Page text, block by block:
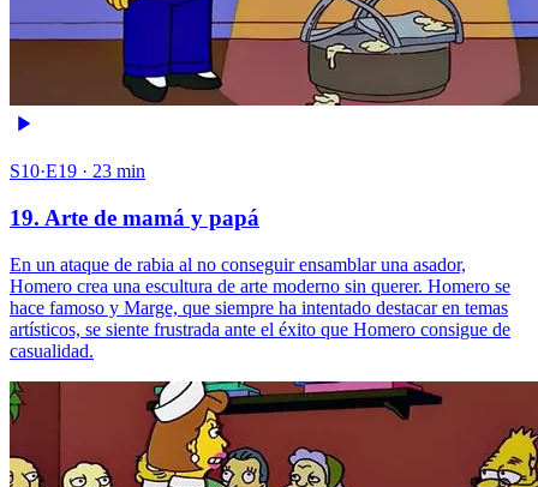
S10·E19 · 23 min
19. Arte de mamá y papá
En un ataque de rabia al no conseguir ensamblar una asador,
Homero crea una escultura de arte moderno sin querer. Homero se
hace famoso y Marge, que siempre ha intentado destacar en temas
artísticos, se siente frustrada ante el éxito que Homero consigue de
casualidad.